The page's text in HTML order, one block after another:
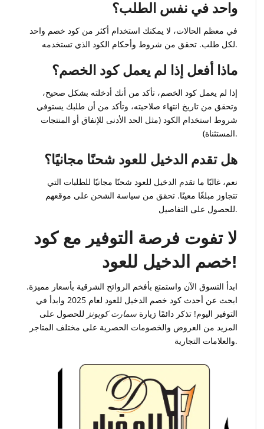
واحد في نفس الطلب؟
في معظم الحالات، لا يمكنك استخدام أكثر من كود خصم واحد
لكل طلب. تحقق من شروط وأحكام الكود الذي تستخدمه.
ماذا أفعل إذا لم يعمل كود الخصم؟
إذا لم يعمل كود الخصم، تأكد من أنك أدخلته بشكل صحيح،
وتحقق من تاريخ انتهاء صلاحيته، وتأكد من أن طلبك يستوفي
شروط استخدام الكود (مثل الحد الأدنى للإنفاق أو المنتجات
المستثناة).
هل تقدم الدخيل للعود شحنًا مجانيًا؟
نعم، غالبًا ما تقدم الدخيل للعود شحنًا مجانيًا للطلبات التي
تتجاوز مبلغًا معينًا. تحقق من سياسة الشحن على موقعهم
للحصول على التفاصيل.
لا تفوت فرصة التوفير مع كود
خصم الدخيل للعود!
ابدأ التسوق الآن واستمتع بأفخم الروائح الشرقية بأسعار مميزة.
ابحث عن أحدث كود خصم الدخيل للعود لعام 2025 وابدأ في
التوفير اليوم! تذكر دائمًا زيارة سمارت كوبونز للحصول على
المزيد من العروض والخصومات الحصرية على مختلف المتاجر
والعلامات التجارية.